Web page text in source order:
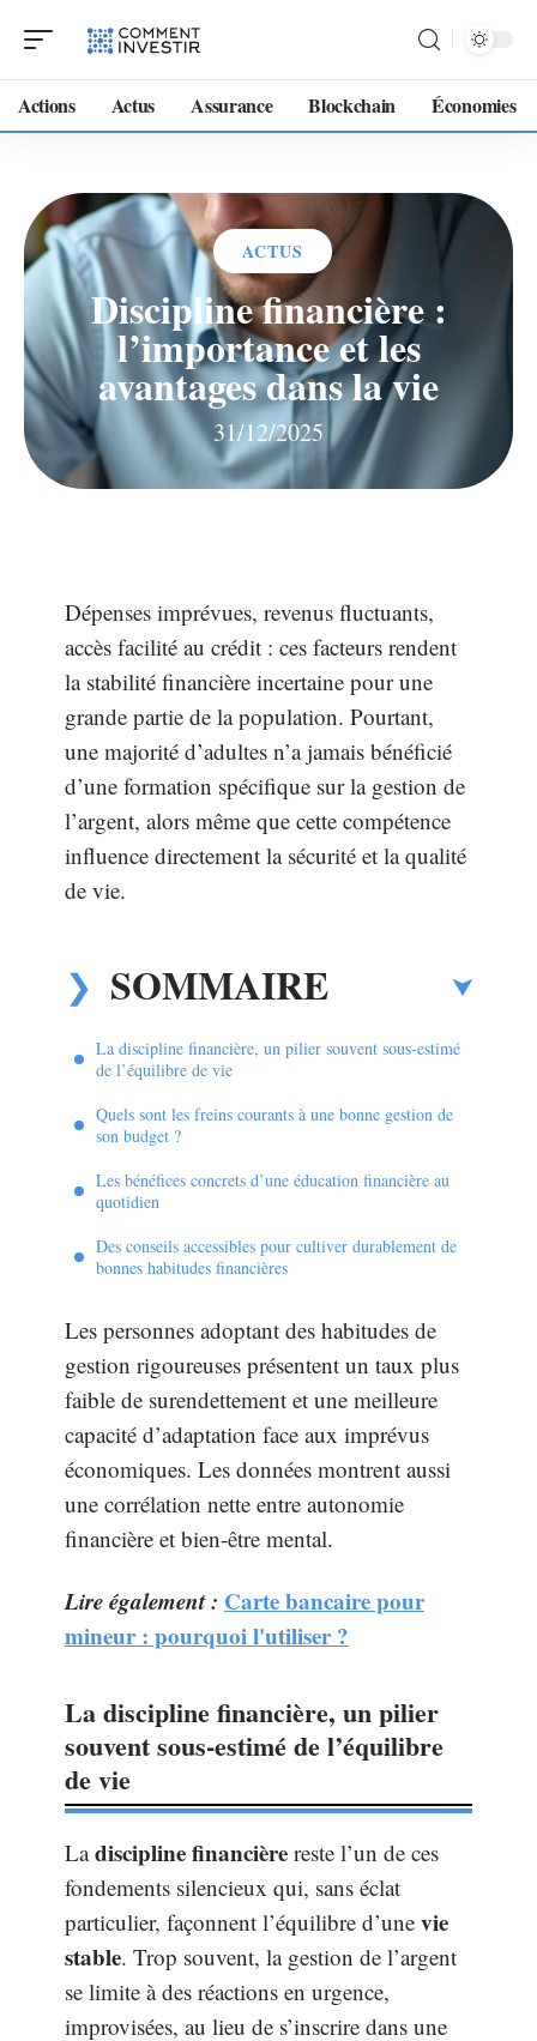
Actions Actus Assurance Blockchain Économies
ACTUS
Discipline financière :
l’importance et les
avantages dans la vie
31/12/2025
Dépenses imprévues, revenus fluctuants,
accès facilité au crédit : ces facteurs rendent
la stabilité financière incertaine pour une
grande partie de la population. Pourtant,
une majorité d’adultes n’a jamais bénéficié
d’une formation spécifique sur la gestion de
l’argent, alors même que cette compétence
influence directement la sécurité et la qualité
de vie.
SOMMAIRE
La discipline financière, un pilier souvent sous-estimé
de l’équilibre de vie
Quels sont les freins courants à une bonne gestion de
son budget ?
Les bénéfices concrets d’une éducation financière au
quotidien
Des conseils accessibles pour cultiver durablement de
bonnes habitudes financières
Les personnes adoptant des habitudes de
gestion rigoureuses présentent un taux plus
faible de surendettement et une meilleure
capacité d’adaptation face aux imprévus
économiques. Les données montrent aussi
une corrélation nette entre autonomie
financière et bien-être mental.
Lire également : Carte bancaire pour
mineur : pourquoi l'utiliser ?
La discipline financière, un pilier
souvent sous-estimé de l’équilibre
de vie
Ladiscipline financière reste l’un de ces
fondements silencieux qui, sans éclat
particulier, façonnent l’équilibre d’une vie
stable. Trop souvent, la gestion de l’argent
se limite à des réactions en urgence,
improvisées, au lieu de s’inscrire dans une